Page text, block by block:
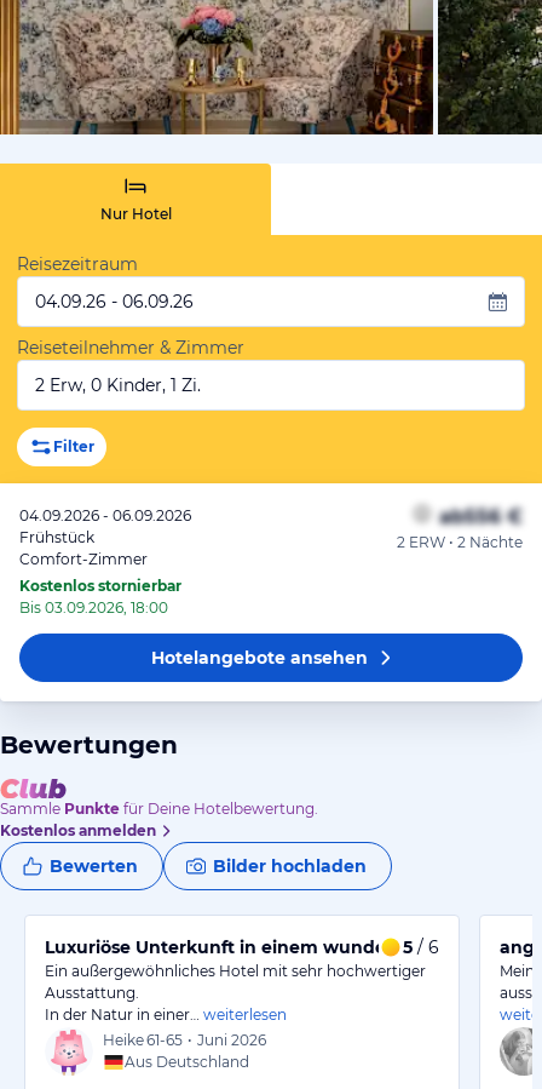
von
Nur Hotel
Reisezeitraum
04.09.26 - 06.09.26
Reiseteilnehmer & Zimmer
2 Erw, 0 Kinder, 1 Zi.
Filter
04.09.2026 - 06.09.2026
Frühstück
Comfort-Zimmer
Kostenlos stornierbar
Bis 03.09.2026, 18:00
ab556 €
2 ERW • 2 Nächte
Hotelangeboteansehen
Bewertungen
Sammle Punkte für Deine Hotelbewertung.
Kostenlos anmelden
Bewerten Bilder hochladen
Luxuriöse Unterkunft in einem wunderschönen
5 / 6
Ein außergewöhnliches Hotel mit sehr hochwertiger
Ausstattung.
In der Natur in einer…
weiterlesen
Heike61-65 • Juni 2026
Aus Deutschland
Mein